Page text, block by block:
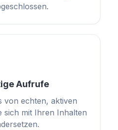
Aufrufe
von echten, aktiven
sich mit Ihren Inhalten